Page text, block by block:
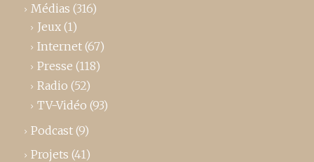
Médias (316)
Jeux (1)
Internet (67)
Presse (118)
Radio (52)
TV-Vidéo (93)
Podcast (9)
Projets (41)